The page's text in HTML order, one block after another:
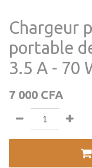
Chargeur
portable
3.5 A - 70
7 000 CFA